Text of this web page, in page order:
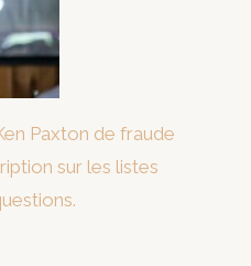
Paxton de fraude
sur les listes